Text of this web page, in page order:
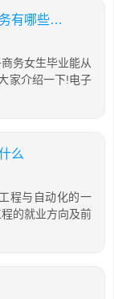
电子商务就业前景怎么样 女生学电子商务有哪些就业方向
务女生毕业能从
家介绍一下!电子
么
程与自动化的一
的就业方向及前